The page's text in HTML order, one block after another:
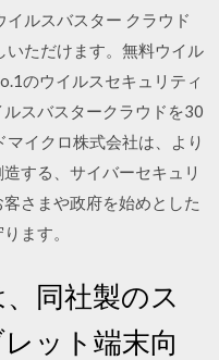
イルスバスター クラウド
いただけます。無料ウイル
のウイルスセキュリティ
スバスタークラウドを30
イクロ株式会社は、より
する、サイバーセキュリ
さまや政府を始めとした
ます。
同社製のス
ット端末向